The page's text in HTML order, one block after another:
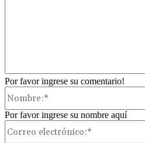
Por favor ingrese su comentario!
Por favor ingrese su nombre aquí